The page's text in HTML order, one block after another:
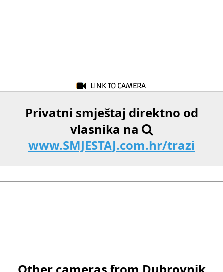
Privatni smještaj direktno od
vlasnika na
www.SMJESTAJ.com.hr/trazi
Other cameras from Dubrovnik